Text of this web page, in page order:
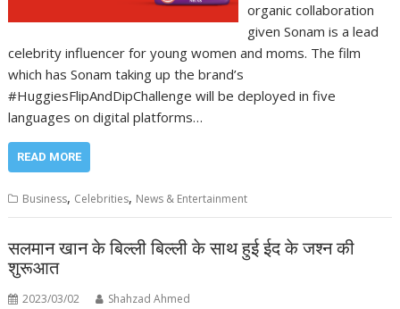
organic collaboration
given Sonam is a lead
celebrity influencer for young women and moms. The film
which has Sonam taking up the brand’s
#HuggiesFlipAndDipChallenge will be deployed in five
languages on digital platforms…
READ MORE
Business, Celebrities, News & Entertainment
सलमान खान के बिल्ली बिल्ली के साथ हुई ईद के जश्न की
शुरूआत
2023/03/02 Shahzad Ahmed